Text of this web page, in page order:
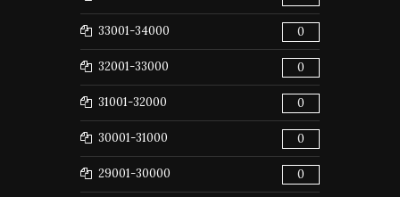
33001-34000 0
32001-33000 0
31001-32000 0
30001-31000 0
29001-30000 0